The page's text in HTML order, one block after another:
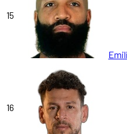
15
16